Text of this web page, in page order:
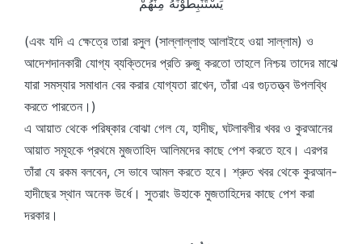
يَسْتَنْبِطُوْنَهُ مِنْهُمْ
(এবং যদি এ ক্ষেত্রে তারা রসুল (সাল্লাল্লাহু আলাইহে ওয়া সাল্লাম) ও
আদেশদানকারী যোগ্য ব্যক্তিদের প্রতি রুজু করতো তাহলে নিশ্চয় তাদের মাঝে
যারা সমস্যার সমাধান বের করার যোগ্যতা রাখেন, তাঁরা এর গুঢ়তত্ত্ব উপলব্ধি
করতে পারতেন।)
এ আয়াত থেকে পরিষ্কার বোঝা গেল যে, হাদীছ, ঘটলাবলীর খবর ও কুরআনের
আয়াত সমূহকে প্রথমে মুজতাহিদ আলিমদের কাছে পেশ করতে হবে। এরপর
তাঁরা যে রকম বলবেন, সে ভাবে আমল করতে হবে। শ্রুত খবর থেকে কুরআন-
হাদীছের স্থান অনেক উর্ধে। সুতরাং উহাকে মুজতাহিদের কাছে পেশ করা
দরকার।